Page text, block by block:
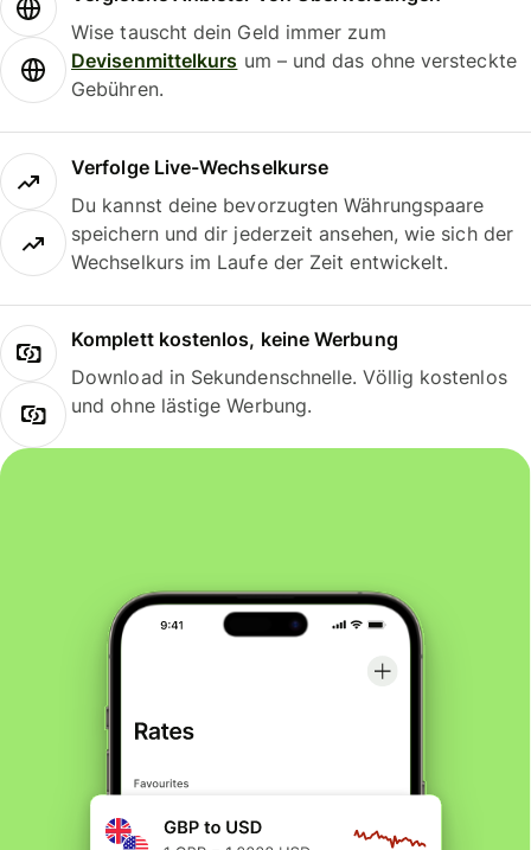
Wise tauscht dein Geld immer zum
Devisenmittelkurs um – und das ohne versteckte
Gebühren.
Verfolge Live-Wechselkurse
Du kannst deine bevorzugten Währungspaare
speichern und dir jederzeit ansehen, wie sich der
Wechselkurs im Laufe der Zeit entwickelt.
Komplett kostenlos, keine Werbung
Download in Sekundenschnelle. Völlig kostenlos
und ohne lästige Werbung.